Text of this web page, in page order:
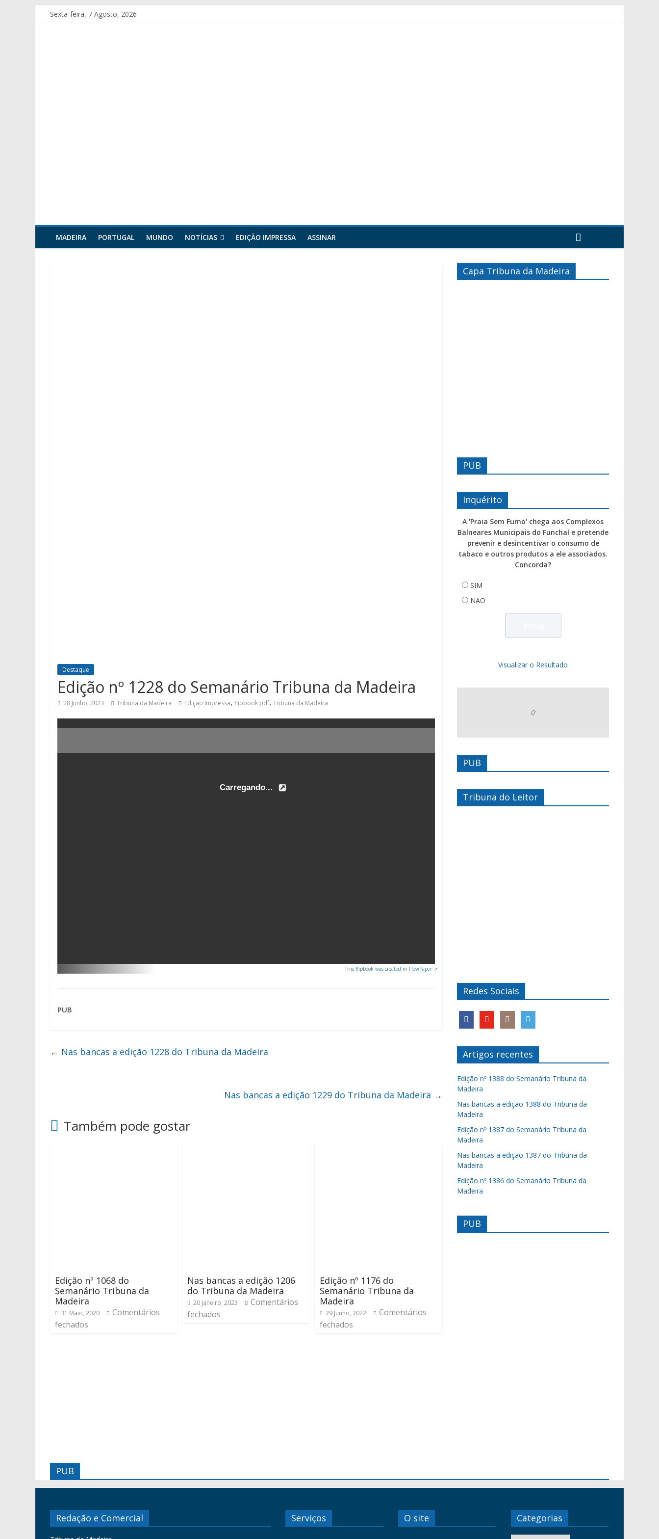
Sexta-feira, 7 Agosto, 2026
MADEIRA PORTUGAL MUNDO NOTÍCIAS EDIÇÃO IMPRESSA ASSINAR
Destaque
Edição nº 1228 do Semanário Tribuna da Madeira
28 Junho, 2023 Tribuna da Madeira Edição Impressa, flipbook pdf, Tribuna da Madeira
This flipbook was created in FlowPaper ↗
PUB
← Nas bancas a edição 1228 do Tribuna da Madeira
Nas bancas a edição 1229 do Tribuna da Madeira →
Também pode gostar
Edição nº 1068 do
Semanário Tribuna da
Madeira
31 Maio, 2020
Comentários
fechados
Nas bancas a edição 1206
do Tribuna da Madeira
20 Janeiro, 2023
Comentários
fechados
Edição nº 1176 do
Semanário Tribuna da
Madeira
29 Junho, 2022
Comentários
fechados
Capa Tribuna da Madeira
PUB
Inquérito
A 'Praia Sem Fumo' chega aos Complexos
Balneares Municipais do Funchal e pretende
prevenir e desincentivar o consumo de
tabaco e outros produtos a ele associados.
Concorda?
SIM
NÃO
Visualizar o Resultado
PUB
Tribuna do Leitor
Redes Sociais
Artigos recentes
Edição nº 1388 do Semanário Tribuna da
Madeira
Nas bancas a edição 1388 do Tribuna da
Madeira
Edição nº 1387 do Semanário Tribuna da
Madeira
Nas bancas a edição 1387 do Tribuna da
Madeira
Edição nº 1386 do Semanário Tribuna da
Madeira
PUB
PUB
Redação e Comercial Serviços O site Categorias